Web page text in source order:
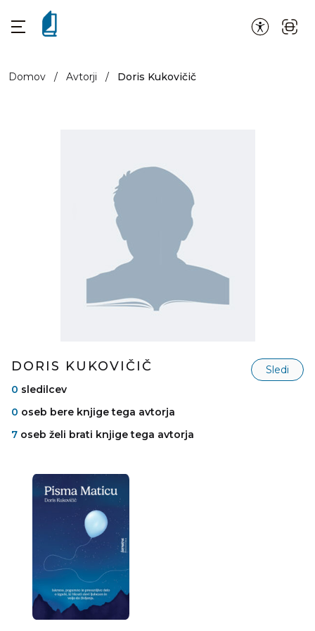
Domov / Avtorji / Doris Kukovičič
DORIS KUKOVIČIČ
Sledi
0 sledilcev
0 oseb bere knjige tega avtorja
7 oseb želi brati knjige tega avtorja